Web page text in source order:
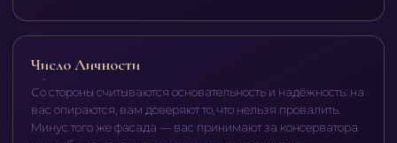
Число Личности
Со стороны считываются основательность и надёжность: на
вас опираются, вам доверяют то, что нельзя провалить.
Минус того же фасада — вас принимают за консерватора